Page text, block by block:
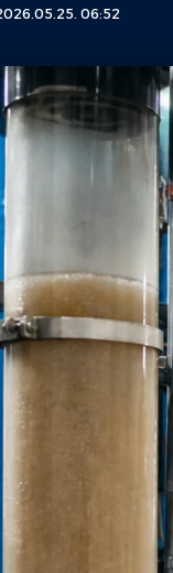
06:52